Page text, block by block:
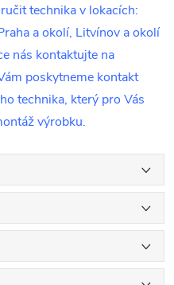
technika v lokacích:
a okolí, Litvínov a okolí
nás kontaktujte na
poskytneme kontakt
technika, který pro Vás
výrobku.